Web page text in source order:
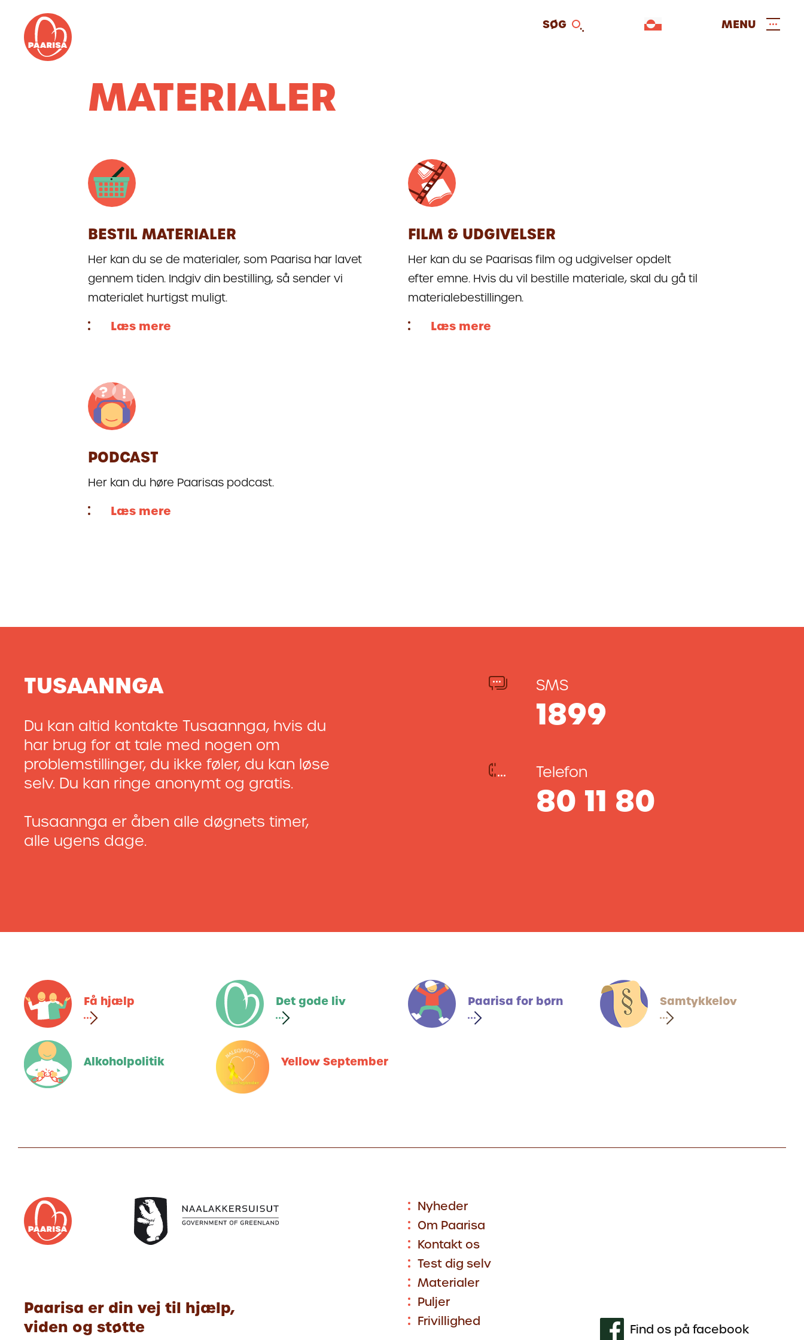
forsiden
SØG MENU
MATERIALER
BESTIL MATERIALER
Her kan du se de materialer, som Paarisa har lavet
gennem tiden. Indgiv din bestilling, så sender vi
materialet hurtigst muligt.
Læs mere
FILM & UDGIVELSER
Her kan du se Paarisas film og udgivelser opdelt
efter emne. Hvis du vil bestille materiale, skal du gå til
materialebestillingen.
Læs mere
PODCAST
Her kan du høre Paarisas podcast.
Læs mere
TUSAANNGA
Du kan altid kontakte Tusaannga, hvis du
har brug for at tale med nogen om
problemstillinger, du ikke føler, du kan løse
selv. Du kan ringe anonymt og gratis.
Tusaannga er åben alle døgnets timer,
alle ugens dage.
SMS
1899
Telefon
80 11 80
Få hjælp Det gode liv Paarisa for børn Samtykkelov
Alkoholpolitik Yellow September
Paarisa er din vej til hjælp,
viden og støtte
Nyheder
Om Paarisa
Kontakt os
Test dig selv
Materialer
Puljer
Frivillighed
Find os på facebook